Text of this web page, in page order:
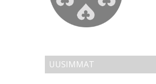
UUSIMMAT